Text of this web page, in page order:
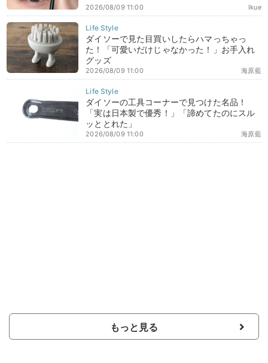
Ikue
2026/08/09 11:00
ダイソーで見た目買いしたらハマっちゃっ
た！「可愛いだけじゃなかった！」お手入れ
グッズ
海原藍
2026/08/09 11:00
ダイソーの工具コーナーで見つけた名品！
「実は日本製で優秀！」「諦めてたのにスル
ッととれた」
海原藍
2026/08/09 11:00
もっと見る